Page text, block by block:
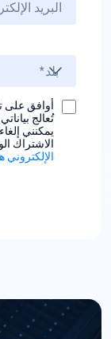
تُعالج
يمكنني
الاشتراك
الإلكتروني